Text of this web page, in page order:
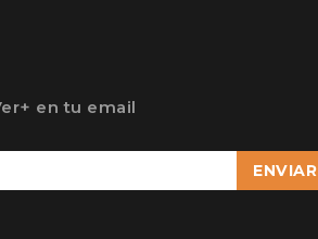
en tu email
ENVIAR